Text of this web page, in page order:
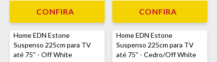
CONFIRA CONFIRA
Home EDN Estone
Suspenso 225cm para TV
até 75'' - Off White
Home EDN Estone
Suspenso 225cm para TV
até 75'' - Cedro/Off White